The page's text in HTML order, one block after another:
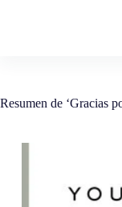
Resumen de ‘Gracias